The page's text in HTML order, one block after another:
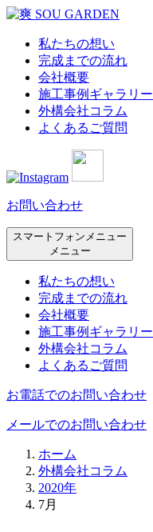
私たちの想い
完成までの流れ
会社概要
施工事例ギャラリー
外構会社コラム
よくあるご質問
お問い合わせ
スマートフォンメニュー
メニュー
私たちの想い
完成までの流れ
会社概要
施工事例ギャラリー
外構会社コラム
よくあるご質問
お電話でのお問い合わせ
メールでのお問い合わせ
ホーム
外構会社コラム
2020年
7月